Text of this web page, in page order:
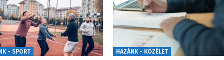
- SPORT HAZÁNK - KÖZÉLET